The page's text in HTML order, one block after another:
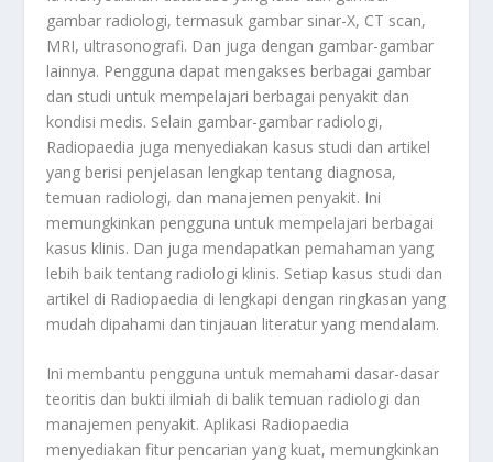
gambar radiologi, termasuk gambar sinar-X, CT scan,
MRI, ultrasonografi. Dan juga dengan gambar-gambar
lainnya. Pengguna dapat mengakses berbagai gambar
dan studi untuk mempelajari berbagai penyakit dan
kondisi medis. Selain gambar-gambar radiologi,
Radiopaedia juga menyediakan kasus studi dan artikel
yang berisi penjelasan lengkap tentang diagnosa,
temuan radiologi, dan manajemen penyakit. Ini
memungkinkan pengguna untuk mempelajari berbagai
kasus klinis. Dan juga mendapatkan pemahaman yang
lebih baik tentang radiologi klinis. Setiap kasus studi dan
artikel di Radiopaedia di lengkapi dengan ringkasan yang
mudah dipahami dan tinjauan literatur yang mendalam.
Ini membantu pengguna untuk memahami dasar-dasar
teoritis dan bukti ilmiah di balik temuan radiologi dan
manajemen penyakit. Aplikasi Radiopaedia
menyediakan fitur pencarian yang kuat, memungkinkan